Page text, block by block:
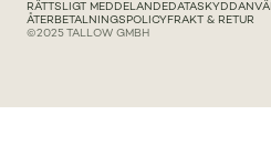
RÄTTSLIGT MEDDELANDEDATASKYDD
ÅTERBETALNINGSPOLICYFRAKT & RETUR
©2025 TALLOW GMBH